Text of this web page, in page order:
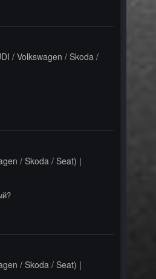
/ Volkswagen / Skoda /
/ Skoda / Seat) |
/ Skoda / Seat) |